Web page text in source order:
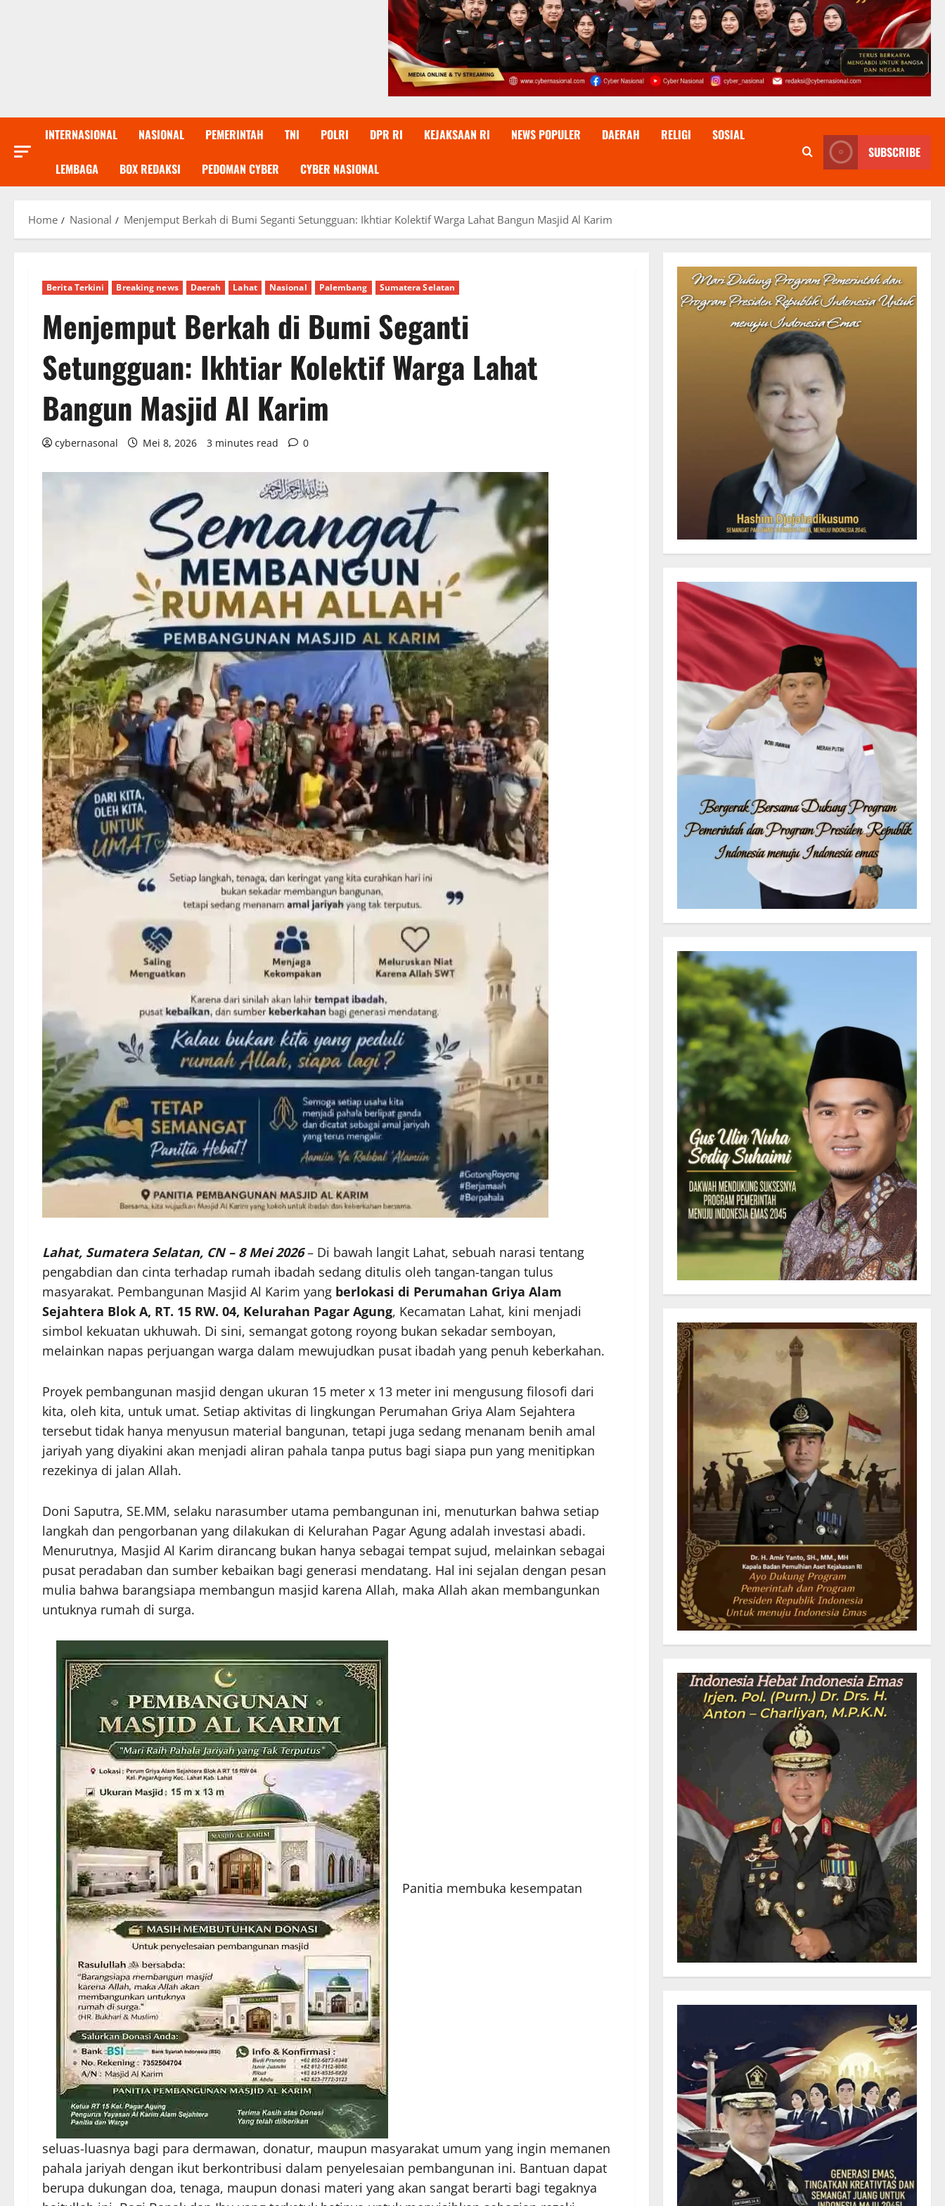
INTERNASIONAL NASIONAL PEMERINTAH TNI POLRI DPR RI KEJAKSAAN RI NEWS POPULER DAERAH RELIGI SOSIAL
LEMBAGA BOX REDAKSI PEDOMAN CYBER CYBER NASIONAL
SUBSCRIBE
Home Nasional Menjemput Berkah di Bumi Seganti Setungguan: Ikhtiar Kolektif Warga Lahat Bangun Masjid Al Karim
Berita Terkini Breaking news Daerah Lahat Nasional Palembang Sumatera Selatan
Menjemput Berkah di Bumi Seganti
Setungguan: Ikhtiar Kolektif Warga Lahat
Bangun Masjid Al Karim
cybernasonal Mei 8, 2026 3 minutes read 0
Lahat, Sumatera Selatan, CN – 8 Mei 2026– Di bawah langit Lahat, sebuah narasi tentang
pengabdian dan cinta terhadap rumah ibadah sedang ditulis oleh tangan-tangan tulus
masyarakat. Pembangunan Masjid Al Karim yang berlokasi di Perumahan Griya Alam
Sejahtera Blok A, RT. 15 RW. 04, Kelurahan Pagar Agung, Kecamatan Lahat, kini menjadi
simbol kekuatan ukhuwah. Di sini, semangat gotong royong bukan sekadar semboyan,
melainkan napas perjuangan warga dalam mewujudkan pusat ibadah yang penuh keberkahan.
Proyek pembangunan masjid dengan ukuran 15 meter x 13 meter ini mengusung filosofi dari
kita, oleh kita, untuk umat. Setiap aktivitas di lingkungan Perumahan Griya Alam Sejahtera
tersebut tidak hanya menyusun material bangunan, tetapi juga sedang menanam benih amal
jariyah yang diyakini akan menjadi aliran pahala tanpa putus bagi siapa pun yang menitipkan
rezekinya di jalan Allah.
Doni Saputra, SE.MM, selaku narasumber utama pembangunan ini, menuturkan bahwa setiap
langkah dan pengorbanan yang dilakukan di Kelurahan Pagar Agung adalah investasi abadi.
Menurutnya, Masjid Al Karim dirancang bukan hanya sebagai tempat sujud, melainkan sebagai
pusat peradaban dan sumber kebaikan bagi generasi mendatang. Hal ini sejalan dengan pesan
mulia bahwa barangsiapa membangun masjid karena Allah, maka Allah akan membangunkan
untuknya rumah di surga.
Panitia membuka kesempatan
seluas-luasnya bagi para dermawan, donatur, maupun masyarakat umum yang ingin memanen
pahala jariyah dengan ikut berkontribusi dalam penyelesaian pembangunan ini. Bantuan dapat
berupa dukungan doa, tenaga, maupun donasi materi yang akan sangat berarti bagi tegaknya